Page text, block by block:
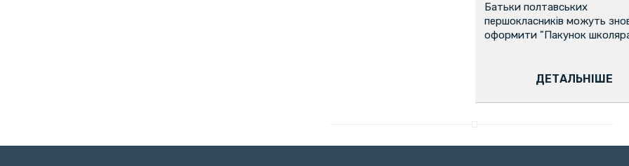
Батьки полтавських
першокласників можуть
оформити "Пакунок
ДЕТАЛЬНІШЕ